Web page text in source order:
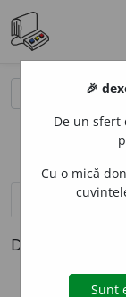
definiții (1)
Definiția cu
🎉
De un sfert
Cu o mică